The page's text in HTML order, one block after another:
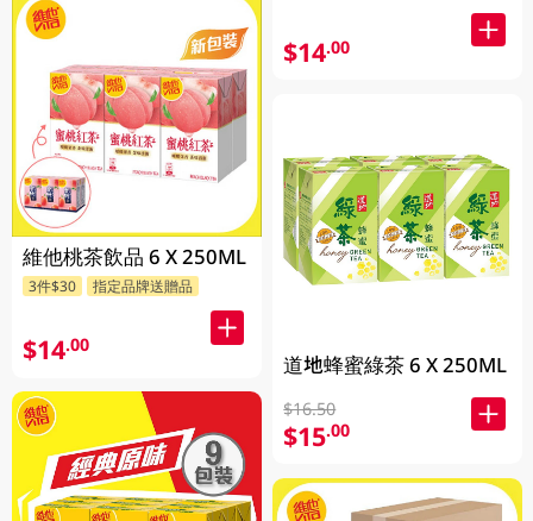
維他桃茶飲品 6 X 250ML
3件$30 指定品牌送贈品
$14.00
$14.00
道地蜂蜜綠茶 6 X 250ML
$16.50
$15.00